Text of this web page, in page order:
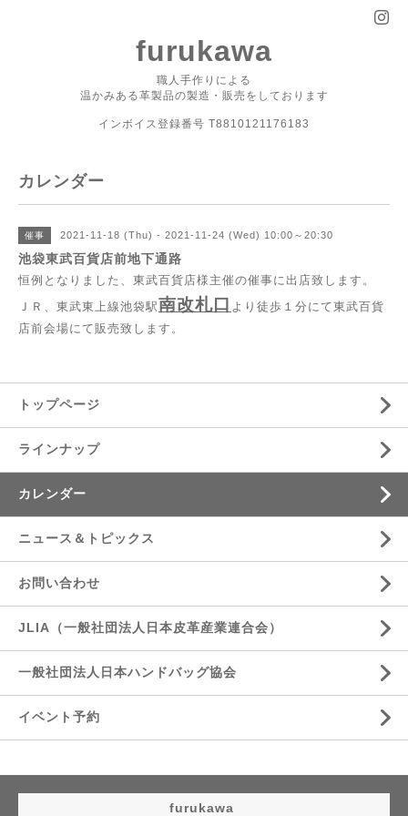
furukawa
職人手作りによる
温かみある革製品の製造・販売をしております
インボイス登録番号 T8810121176183
カレンダー
催事 2021-11-18 (Thu) - 2021-11-24 (Wed) 10:00～20:30
池袋東武百貨店前地下通路
恒例となりました、東武百貨店様主催の催事に出店致します。
ＪＲ、東武東上線池袋駅南改札口 より徒歩１分にて東武百貨
店前会場にて販売致します。
トップページ
ラインナップ
カレンダー
ニュース＆トピックス
お問い合わせ
JLIA（一般社団法人日本皮革産業連合会）
一般社団法人日本ハンドバッグ協会
イベント予約
furukawa